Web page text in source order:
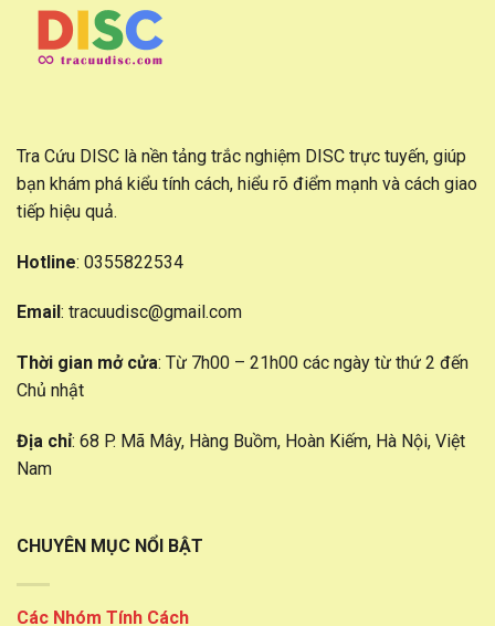
Tra Cứu DISC là nền tảng trắc nghiệm DISC trực tuyến, giúp
bạn khám phá kiểu tính cách, hiểu rõ điểm mạnh và cách giao
tiếp hiệu quả.
Hotline: 0355822534
Email : tracuudisc@gmail.com
Thời gian mở cửa: Từ 7h00 – 21h00 các ngày từ thứ 2 đến
Chủ nhật
Địa chỉ: 68 P. Mã Mây, Hàng Buồm, Hoàn Kiếm, Hà Nội, Việt
Nam
CHUYÊN MỤC NỔI BẬT
Các Nhóm Tính Cách